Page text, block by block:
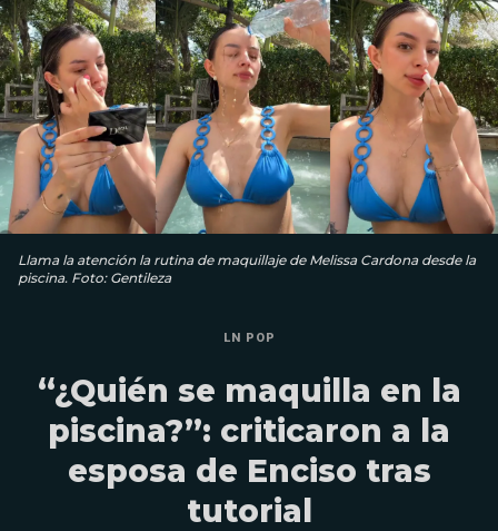
Llama la atención la rutina de maquillaje de Melissa Cardona desde la
piscina. Foto: Gentileza
LN POP
“¿Quién se maquilla en la
piscina?”: criticaron a la
esposa de Enciso tras
tutorial